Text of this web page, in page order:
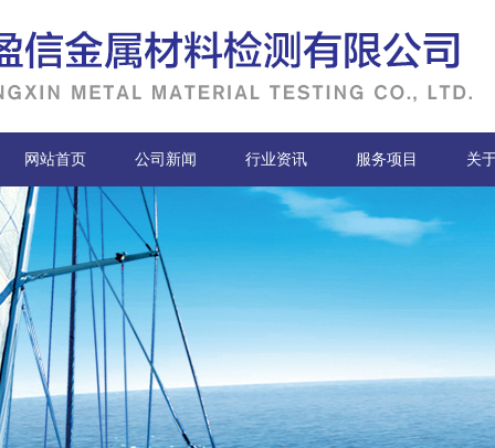
网站首页 公司新闻 行业资讯 服务项目 关